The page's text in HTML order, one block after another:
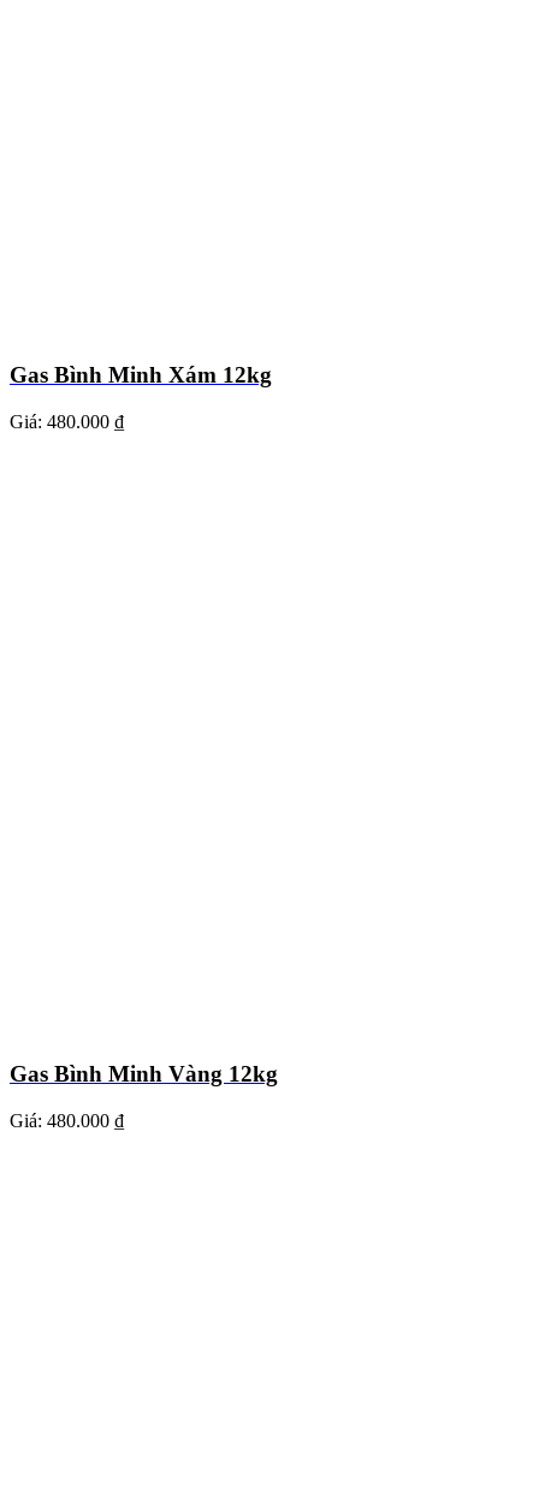
Gas Bình Minh Xám 12kg
Giá: 480.000 ₫
Gas Bình Minh Vàng 12kg
Giá: 480.000 ₫